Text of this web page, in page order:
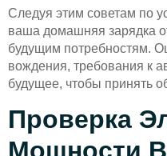
Следуя этим советам по
ваша домашняя зарядка
будущим потребностям.
вождения, требования к
будущее, чтобы принять
Проверка